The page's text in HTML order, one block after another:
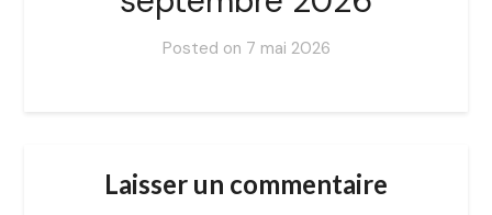
Posted on 7 mai 2026
Laisser un commentaire